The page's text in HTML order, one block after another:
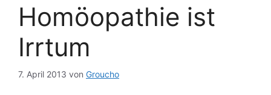
Homöopathie ist
Irrtum
7. April 2013 von Groucho